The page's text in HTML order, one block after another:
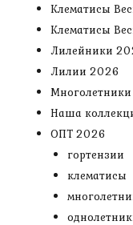
Клематисы
Клематисы
Лилейники
Лилии 2026
Наша
ОПТ 2026
гортензии
клематисы